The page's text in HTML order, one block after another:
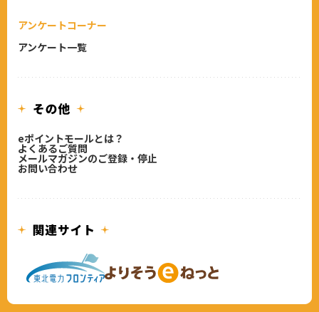
アンケートコーナー
アンケート一覧
eポイントモールとは？
よくあるご質問
メールマガジンのご登録・停止
お問い合わせ